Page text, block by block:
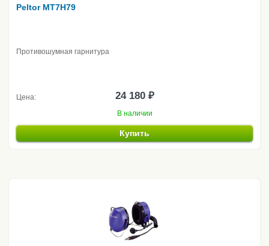
Peltor MT7H79
Противошумная гарнитура
Цена: 24 180 ₽
В наличии
Купить